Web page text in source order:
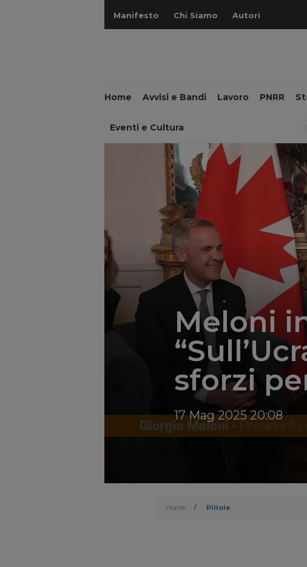
Manifesto Chi Siamo Autori
Home Avvisi e Bandi Lavoro PNRR
Eventi e Cultura
Meloni
sforzi
17 Mag 2025 20:08
Home / Pillole